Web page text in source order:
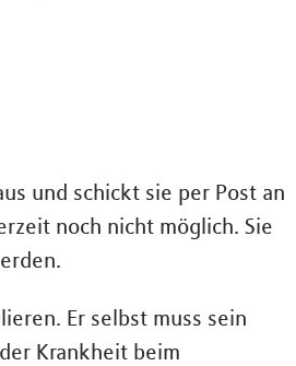
und schickt sie per Post an
noch nicht möglich. Sie
Er selbst muss sein
Krankheit beim